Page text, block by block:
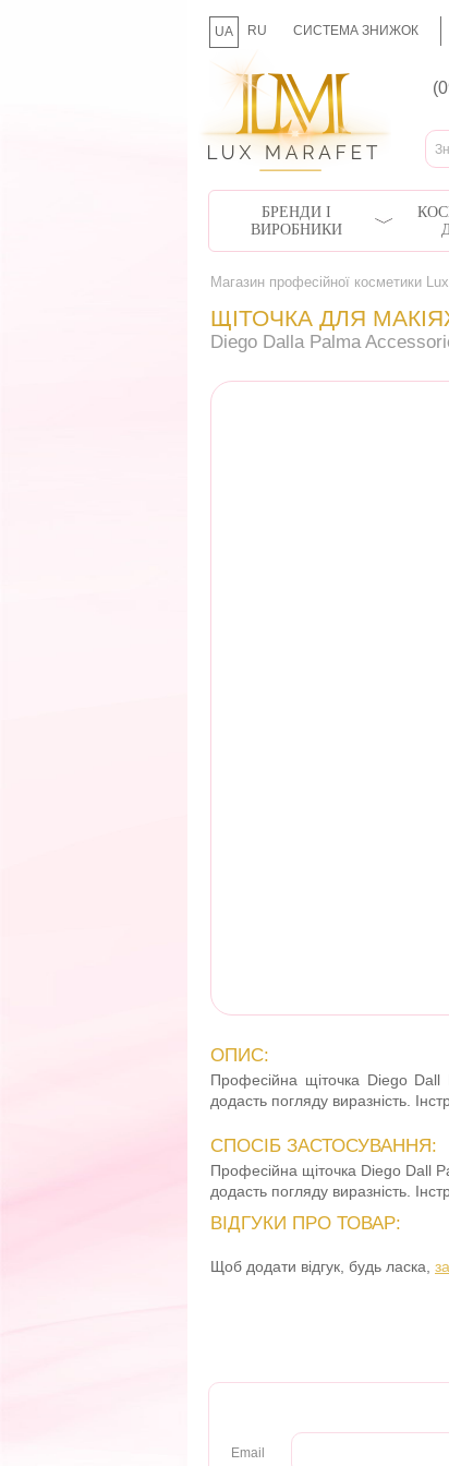
UA RU СИСТЕМА ЗНИЖОК
БРЕНДИ І
ВИРОБНИКИ
Магазин професійної косметики
ЩІТОЧКА ДЛЯ
Diego Dalla Palma
ОПИС:
Професійна щіточка Diego Dall
додасть погляду виразність.
СПОСІБ ЗАСТОСУВАННЯ:
Професійна щіточка Diego Dall
додасть погляду виразність.
ВІДГУКИ ПРО ТОВАР:
Щоб додати відгук, будь ласка,
Email